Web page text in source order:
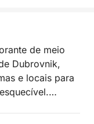
de meio
Dubrovnik,
e locais para